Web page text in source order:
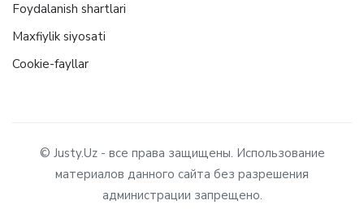
Foydalanish shartlari
Maxfiylik siyosati
Cookie-fayllar
© Justy.Uz - все права защищены. Использование
материалов данного сайта без разрешения
администрации запрещено.